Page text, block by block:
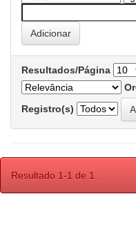
Resultados/Página
Registro(s)
Resultado 1-1 de 1.